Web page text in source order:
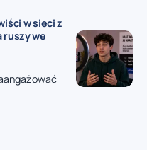
w sieci z
ruszy we